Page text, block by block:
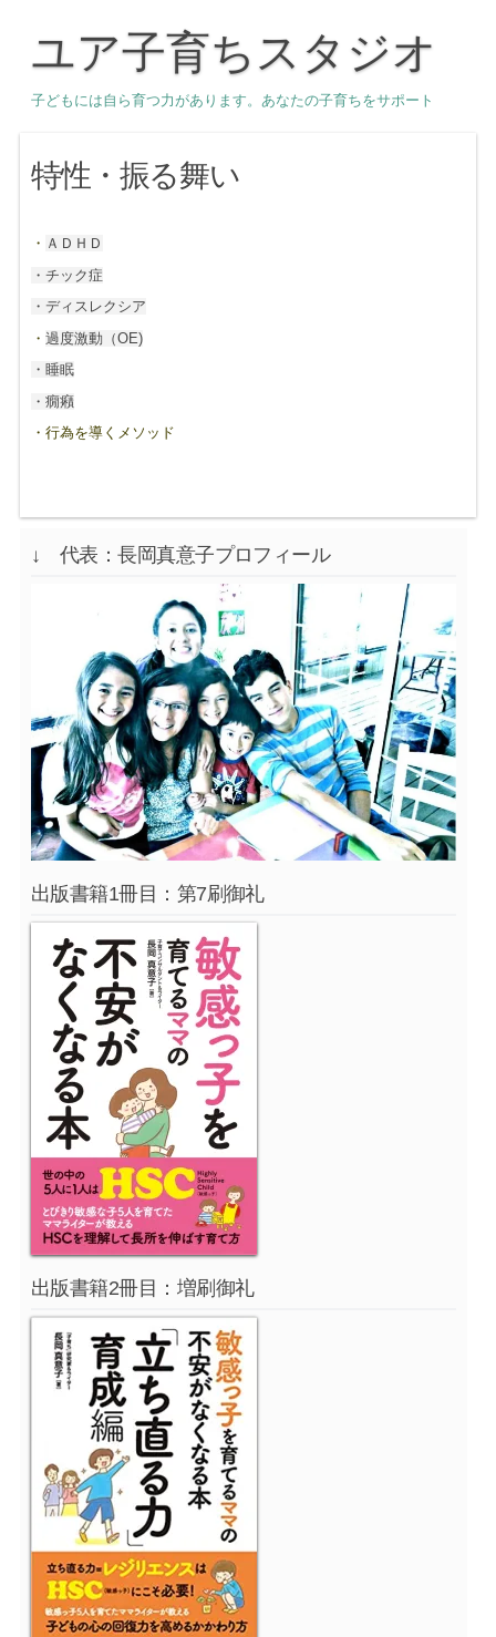
ユア子育ちスタジオ
子どもには自ら育つ力があります。あなたの子育ちをサポート
特性・振る舞い
・ ＡＤＨＤ
・チック症
・ディスレクシア
・ 過度激動（OE)
・睡眠
・癇癪
・行為を導くメソッド
↓ 代表：長岡真意子プロフィール
出版書籍1冊目：第7刷御礼
出版書籍2冊目：増刷御礼